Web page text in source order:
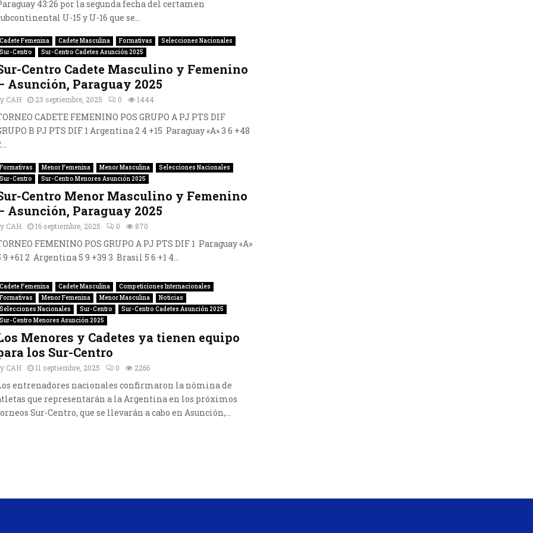
43:26 por la segunda fecha del certamen
U-15 y U-16 que se...
Cadete Femenina Cadete Masculina Formativas
Selecciones Nacionales
Sur-Centro
Sur-Centro Cadetes Asunción 2025
Centro Cadete Masculino y Femenino
Asunción, Paraguay 2025
CAH 23 septiembre, 2025 0 1444
CADETE FEMENINO POS GRUPO A PJ PTS DIF
B PJ PTS DIF 1 Argentina 2 4 +15 Paraguay «A» 3 6 +48
Formativas Menor Femenina Menor Masculina
Selecciones Nacionales
Sur-Centro
Sur-Centro Menores Asunción 2025
Centro Menor Masculino y Femenino
Asunción, Paraguay 2025
CAH 16 septiembre, 2025 0 870
FEMENINO POS GRUPO A PJ PTS DIF 1 Paraguay «A»
9 +61 2 Argentina 5 9 +39 3 Brasil 5 6 +1 4...
Cadete Femenina Cadete Masculina
Competiciones Internacionales
Formativas
Menor Femenina Menor Masculina
Noticias
Selecciones Nacionales
Sur-Centro
Sur-Centro Cadetes Asunción 2025
Sur-Centro Menores Asunción 2025
Menores y Cadetes ya tienen equipo
los Sur-Centro
CAH 11 septiembre, 2025 0 2266
entrenadores nacionales confirmaron la nómina de
que representarán a la Argentina en los próximos
Sur-Centro, que se llevarán a cabo en Asunción,...